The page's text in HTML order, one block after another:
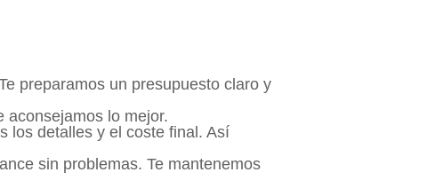
preparamos un presupuesto claro y
aconsejamos lo mejor.
los detalles y el coste final. Así
sin problemas. Te mantenemos